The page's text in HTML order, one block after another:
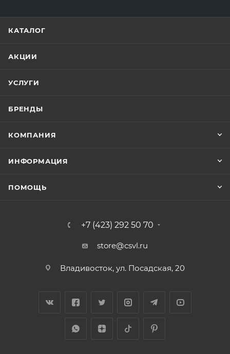
КАТАЛОГ
АКЦИИ
УСЛУГИ
БРЕНДЫ
КОМПАНИЯ
ИНФОРМАЦИЯ
ПОМОЩЬ
+7 (423) 292 50 70
store@csvl.ru
Владивосток, ул. Посадская, 20